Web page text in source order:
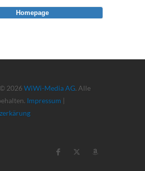
2026 WiWi-Media AG. Alle
Impressum |
Homepage